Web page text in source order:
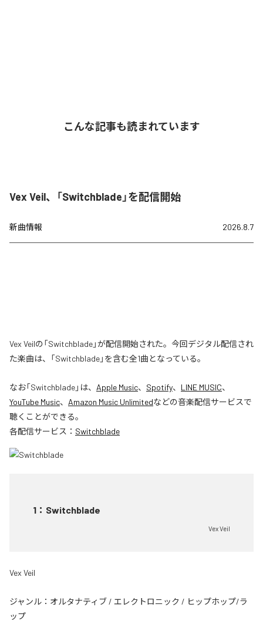
こんな記事も読まれています
Vex Veil、「Switchblade」を配信開始
新曲情報 2026.8.7
Vex Veilの「Switchblade」が配信開始された。今回デジタル配信され
た楽曲は、「Switchblade」を含む全1曲となっている。
なお「Switchblade」は、 Apple Music、 Spotify、 LINE MUSIC、
YouTube Music、 Amazon Music Unlimitedなどの音楽配信サービスで
聴くことができる。
各配信サービス： Switchblade
1 ： Switchblade
Vex Veil
Vex Veil
ジャンル： オルタナティブ / エレクトロニック / ヒップホップ/ラ
ップ